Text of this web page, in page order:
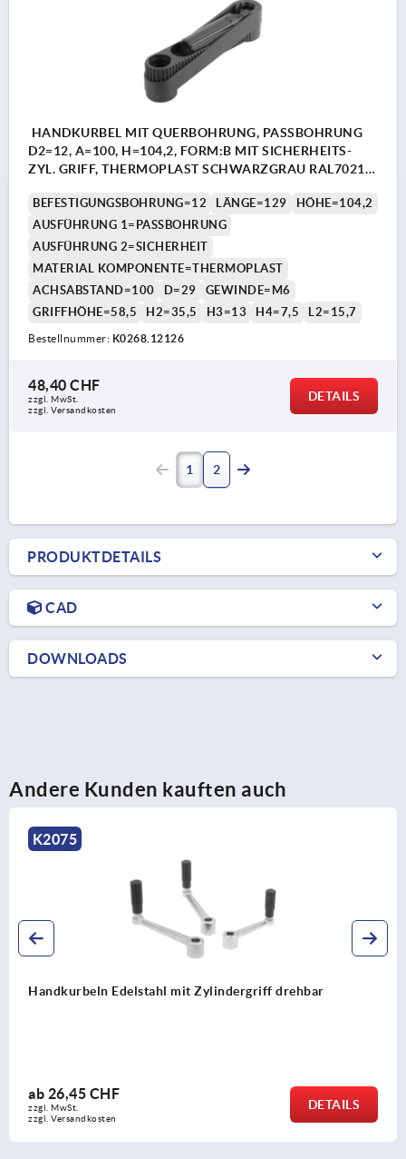
HANDKURBEL MIT QUERBOHRUNG, PASSBOHRUNG
D2=12, A=100, H=104,2, FORM:B MIT SICHERHEITS-
ZYL. GRIFF, THERMOPLAST SCHWARZGRAU RAL7021,
BEFESTIGUNGSBOHRUNG=12 LÄNGE=129
HÖHE=104,2
AUSFÜHRUNG 1=PASSBOHRUNG
AUSFÜHRUNG 2=SICHERHEIT
MATERIAL KOMPONENTE=THERMOPLAST
ACHSABSTAND=100
D=29
GEWINDE=M6
GRIFFHÖHE=58,5
H2=35,5 H3=13 H4=7,5 L2=15,7
Bestellnummer: K0268.12126
48,40 CHF
zzgl. MwSt.
zzgl. Versandkosten
DETAILS
1 2
PRODUKTDETAILS
CAD
DOWNLOADS
Andere Kunden kauften auch
K0659
Handkurbeln mit Zylindergriff drehbar
ab13,67 CHF
zzgl. MwSt.
zzgl. Versandkosten
DETAILS